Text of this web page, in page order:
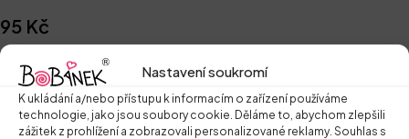
Nastavení soukromí
K ukládání a/nebo přístupu k informacím o zařízení používáme
technologie, jako jsou soubory cookie. Děláme to, abychom zlepšili
zážitek z prohlížení a zobrazovali personalizované reklamy. Souhlas s
95 Kč
Zeptat se na produkt